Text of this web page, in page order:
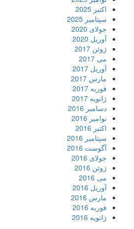
اکتبر 2025
سپتامبر 2025
جولای 2020
آوریل 2020
ژوئن 2017
می 2017
آوریل 2017
مارس 2017
فوریه 2017
ژانویه 2017
دسامبر 2016
نوامبر 2016
اکتبر 2016
سپتامبر 2016
آگوست 2016
جولای 2016
ژوئن 2016
می 2016
آوریل 2016
مارس 2016
فوریه 2016
ژانویه 2016